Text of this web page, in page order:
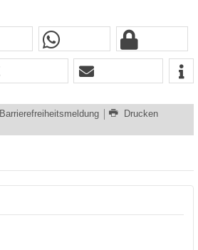
Barrierefreiheitsmeldung
Drucken